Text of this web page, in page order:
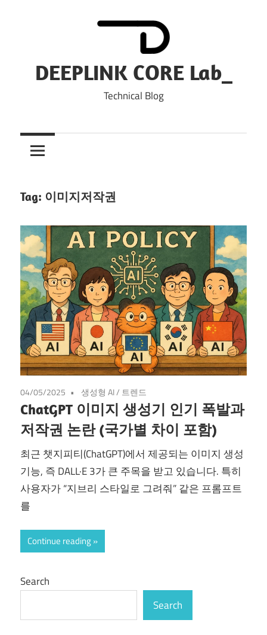
DEEPLINK CORE Lab_
Technical Blog
Tag: 이미지저작권
04/05/2025 생성형 AI/ 트렌드
ChatGPT 이미지 생성기 인기 폭발과
저작권 논란 (국가별 차이 포함)
최근 챗지피티(ChatGPT)에서 제공되는 이미지 생성
기능, 즉 DALL·E 3가 큰 주목을 받고 있습니다. 특히
사용자가 “지브리 스타일로 그려줘” 같은 프롬프트
를
Continue reading
Search
Search